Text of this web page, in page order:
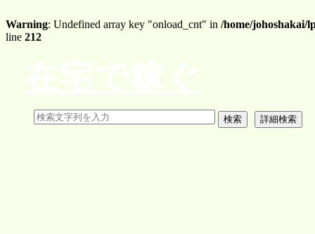
Warning: Undefined array key "onload_cnt" in /home/johoshakai/
line 212